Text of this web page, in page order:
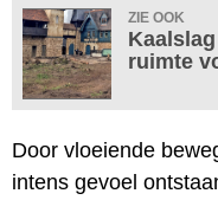
ZIE OOK
ruimte
Door vloeiende
intens gevoel